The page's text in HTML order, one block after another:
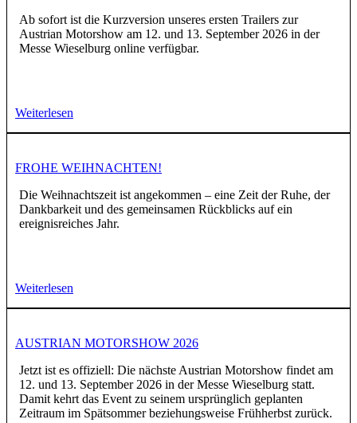
Ab sofort ist die Kurzversion unseres ersten Trailers zur
Austrian Motorshow am 12. und 13. September 2026 in der
Messe Wieselburg online verfügbar.
Weiterlesen
FROHE WEIHNACHTEN!
Die Weihnachtszeit ist angekommen – eine Zeit der Ruhe, der
Dankbarkeit und des gemeinsamen Rückblicks auf ein
ereignisreiches Jahr.
Weiterlesen
AUSTRIAN MOTORSHOW 2026
Jetzt ist es offiziell: Die nächste Austrian Motorshow findet am
12. und 13. September 2026 in der Messe Wieselburg statt.
Damit kehrt das Event zu seinem ursprünglich geplanten
Zeitraum im Spätsommer beziehungsweise Frühherbst zurück.